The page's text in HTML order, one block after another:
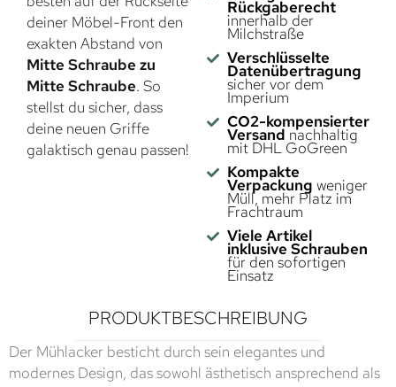
deiner Möbel-Front den
exakten Abstand von
Mitte Schraube zu
Mitte Schraube. So
stellst du sicher, dass
deine neuen Griffe
galaktisch genau passen!
Rückgaberecht
innerhalb der
Milchstraße
Verschlüsselte
Datenübertragung
sicher vor dem
Imperium
CO2-kompensierter
Versand nachhaltig
mit DHL GoGreen
Kompakte
Verpackung weniger
Müll, mehr Platz im
Frachtraum
Viele Artikel
inklusive Schrauben
für den sofortigen
Einsatz
PRODUKTBESCHREIBUNG
Der Mühlacker besticht durch sein elegantes und
modernes Design, das sowohl ästhetisch ansprechend als